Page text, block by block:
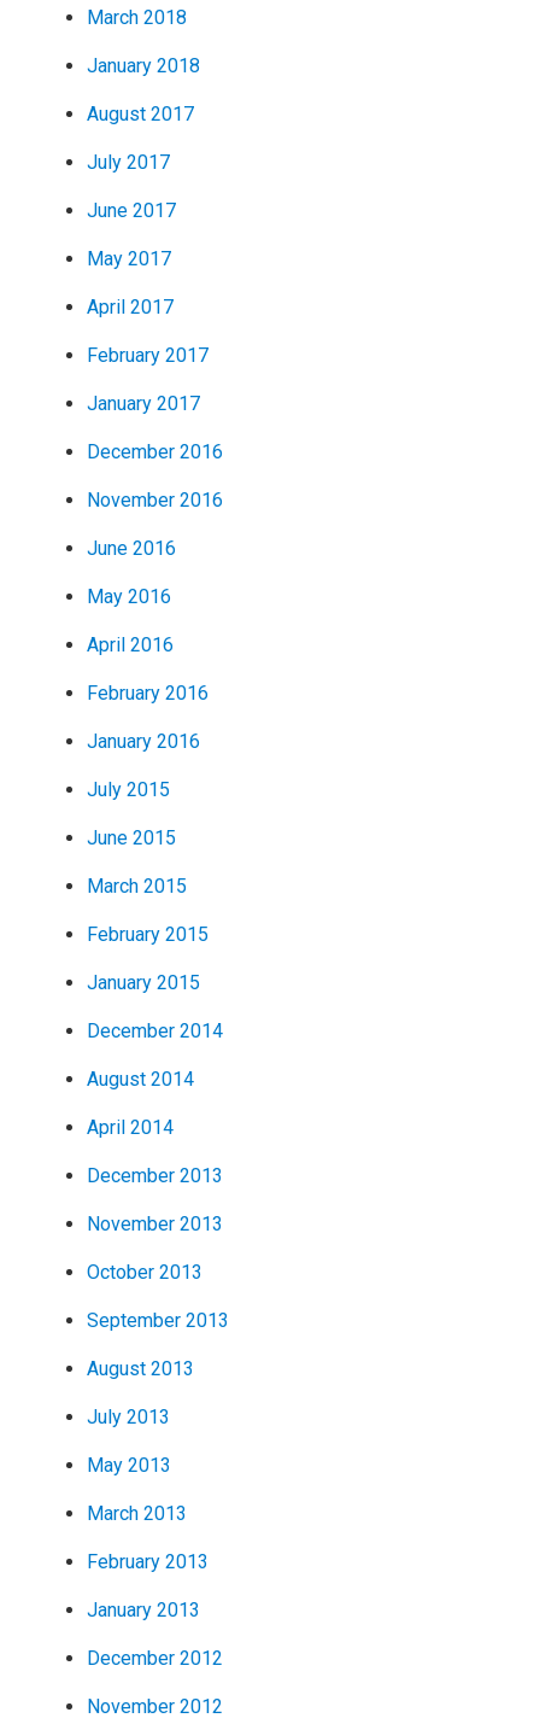
March 2018
January 2018
August 2017
July 2017
June 2017
May 2017
April 2017
February 2017
January 2017
December 2016
November 2016
June 2016
May 2016
April 2016
February 2016
January 2016
July 2015
June 2015
March 2015
February 2015
January 2015
December 2014
August 2014
April 2014
December 2013
November 2013
October 2013
September 2013
August 2013
July 2013
May 2013
March 2013
February 2013
January 2013
December 2012
November 2012